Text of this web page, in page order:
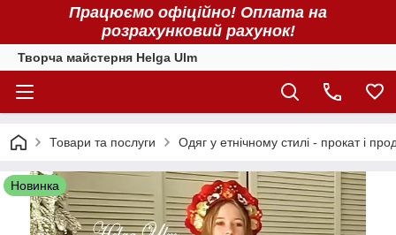
Працюємо офіційно! Оплата на
розрахунковий рахунок!
Творча майстерня Helga Ulm
Товари та послуги Одяг у етнічному стилі - прокат і
Новинка